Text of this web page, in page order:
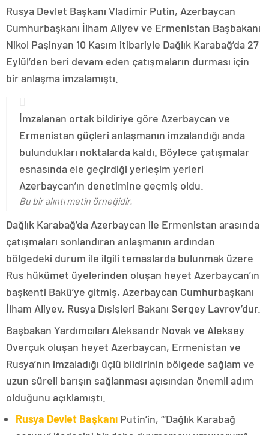
Rusya Devlet Başkanı Vladimir Putin, Azerbaycan
Cumhurbaşkanı İlham Aliyev ve Ermenistan Başbakanı
Nikol Paşinyan 10 Kasım itibariyle Dağlık Karabağ’da 27
Eylül’den beri devam eden çatışmaların durması için
bir anlaşma imzalamıştı.
İmzalanan ortak bildiriye göre Azerbaycan ve
Ermenistan güçleri anlaşmanın imzalandığı anda
bulundukları noktalarda kaldı. Böylece çatışmalar
esnasında ele geçirdiği yerleşim yerleri
Azerbaycan’ın denetimine geçmiş oldu.
Bu bir alıntı metin örneğidir.
Dağlık Karabağ’da Azerbaycan ile Ermenistan arasında
çatışmaları sonlandıran anlaşmanın ardından
bölgedeki durum ile ilgili temaslarda bulunmak üzere
Rus hükümet üyelerinden oluşan heyet Azerbaycan’ın
başkenti Bakü’ye gitmiş, Azerbaycan Cumhurbaşkanı
İlham Aliyev, Rusya Dışişleri Bakanı Sergey Lavrov’dur.
Başbakan Yardımcıları Aleksandr Novak ve Aleksey
Overçuk oluşan heyet Azerbaycan, Ermenistan ve
Rusya’nın imzaladığı üçlü bildirinin bölgede sağlam ve
uzun süreli barışın sağlanması açısından önemli adım
olduğunu açıklamıştı.
Rusya Devlet Başkanı Putin’in, “‘Dağlık Karabağ